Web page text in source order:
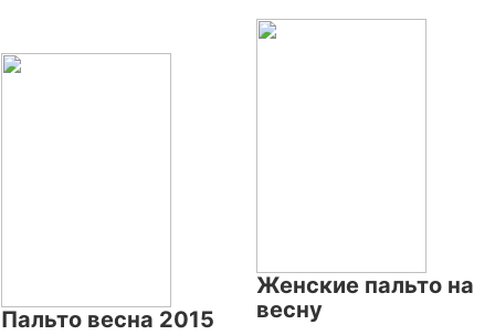
Пальто весна 2015
Женские пальто на
весну